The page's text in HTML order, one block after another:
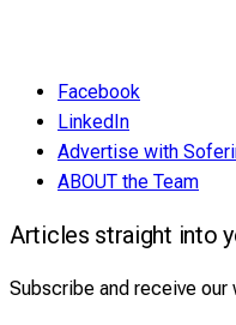
Facebook
LinkedIn
Advertise with
ABOUT the Team
Articles straight into
Subscribe and receive our